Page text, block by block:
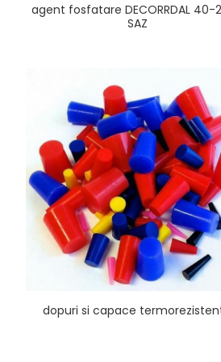
agent fosfatare DECORRDAL 40-
SAZ
dopuri si capace